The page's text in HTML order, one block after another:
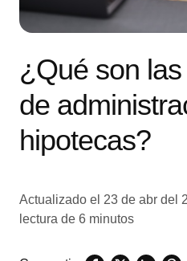
¿Qué son
de
hipotecas?
Actualizado el 23 de abr del
lectura de 6 minutos